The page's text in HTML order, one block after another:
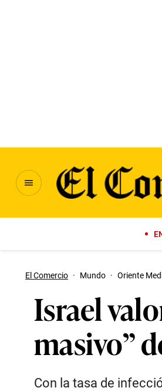
El Comercio · Mundo · Oriente
Israel
masivo”
Con la tasa de